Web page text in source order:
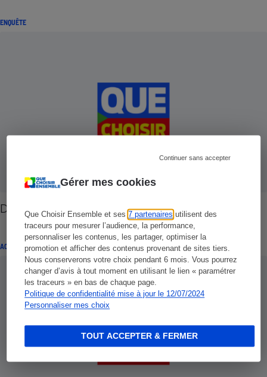
Gérer mes cookies
Que Choisir Ensemble et ses7 partenaires utilisent des
traceurs pour mesurer l’audience, la performance,
personnaliser les contenus, les partager, optimiser la
promotion et afficher des contenus provenant de sites tiers.
Nous conserverons votre choix pendant 6 mois. Vous pourrez
changer d’avis à tout moment en utilisant le lien « paramétrer
les traceurs » en bas de chaque page.
Politique de confidentialité mise à jour le 12/07/2024
Personnaliser mes choix
Continuer sans accepter
TOUT ACCEPTER & FERMER
ENQUÊTE
Danone Essensis - Pas de pot !
ACTUALITÉ